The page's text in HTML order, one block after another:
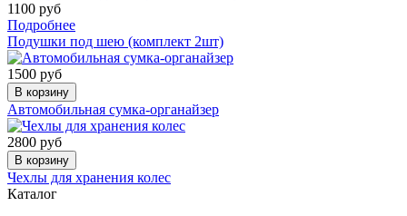
1100 руб
Подробнее
Подушки под шею (комплект 2шт)
1500 руб
В корзину
Автомобильная сумка-органайзер
2800 руб
В корзину
Чехлы для хранения колес
Каталог